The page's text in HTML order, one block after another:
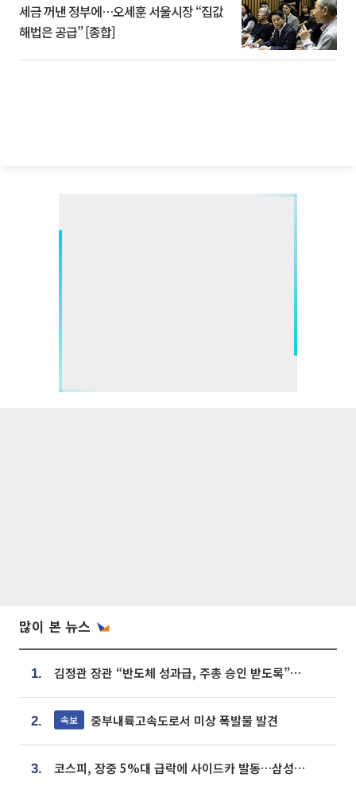
세금 꺼낸 정부에…오세훈 서울시장 “집값
해법은 공급” [종합]
많이 본 뉴스
1. 김정관 장관 “반도체 성과급, 주총 승인 받도록”…상법·자본시장법 개정 시사
2. 속보 중부내륙고속도로서 미상 폭발물 발견
3. 코스피, 장중 5%대 급락에 사이드카 발동…삼성·SK 동반 폭락